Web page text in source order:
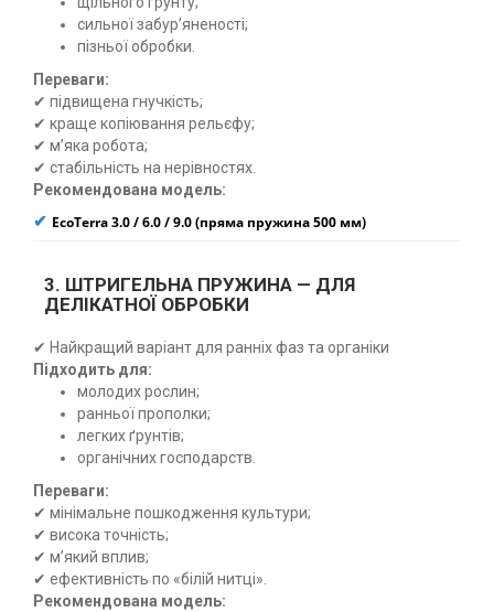
сильної забур’яненості;
пізньої обробки.
Переваги:
✔ підвищена гнучкість;
✔ краще копіювання рельєфу;
✔ м’яка робота;
✔ стабільність на нерівностях.
Рекомендована модель:
✔ EcoTerra 3.0 / 6.0 / 9.0 (пряма пружина 500 мм)
3. ШТРИГЕЛЬНА ПРУЖИНА — ДЛЯ
ДЕЛІКАТНОЇ ОБРОБКИ
✔ Найкращий варіант для ранніх фаз та органіки
Підходить для:
молодих рослин;
ранньої прополки;
легких ґрунтів;
органічних господарств.
Переваги:
✔ мінімальне пошкодження культури;
✔ висока точність;
✔ м’який вплив;
✔ ефективність по «білій нитці».
Рекомендована модель: